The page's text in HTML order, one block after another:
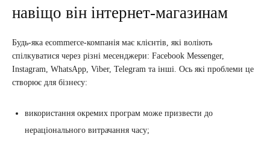
навіщо він інтернет-магазинам
Будь-яка ecommerce-компанія має клієнтів, які воліють
спілкуватися через різні месенджери: Facebook Messenger,
Instagram, WhatsApp, Viber, Telegram та інші. Ось які проблеми це
створює для бізнесу:
використання окремих програм може призвести до
нераціонального витрачання часу;